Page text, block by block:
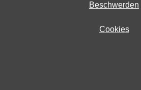
Beschwerden
Cookies